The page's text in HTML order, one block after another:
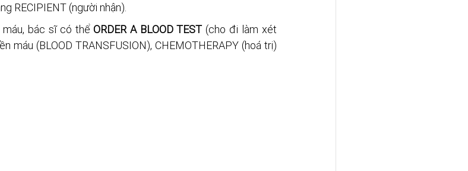
RECIPIENT (người nhận).
bác sĩ có thể ORDER A BLOOD TEST (cho đi làm xét
máu (BLOOD TRANSFUSION), CHEMOTHERAPY (hoá trị)